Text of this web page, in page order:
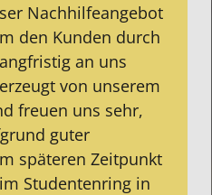
Nachhilfeangebot
den Kunden durch
an uns
von unserem
freuen uns sehr,
guter
späteren Zeitpunkt
Studentenring in